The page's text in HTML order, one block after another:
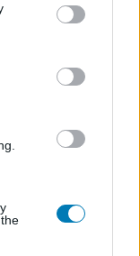
You may click to
party tags to
in below Google
Szellemirtókkal
főszereplésével
Bros. Discovery